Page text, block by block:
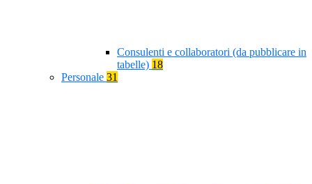
Consulenti e collaboratori (da pubblicare in
tabelle) 18
Personale 31